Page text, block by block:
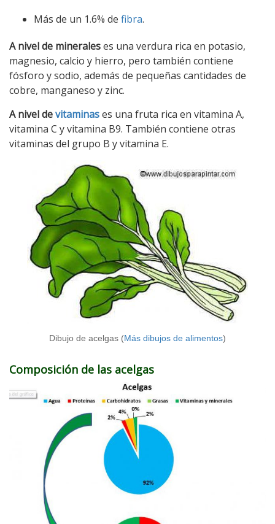
Más de un 1.6% de fibra.
A nivel de mineraleses una verdura rica en potasio,
magnesio, calcio y hierro, pero también contiene
fósforo y sodio, además de pequeñas cantidades de
cobre, manganeso y zinc.
A nivel devitaminases una fruta rica en vitamina A,
vitamina C y vitamina B9. También contiene otras
vitaminas del grupo B y vitamina E.
Dibujo de acelgas (Más dibujos de alimentos)
Composición de las acelgas